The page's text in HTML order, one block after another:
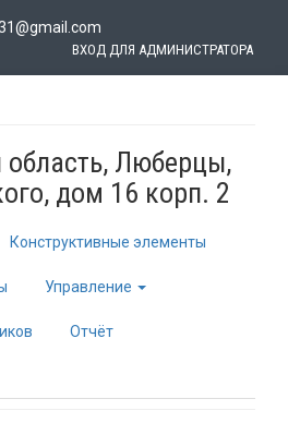
ВХОД ДЛЯ АДМИНИСТРАТОРА
Люберцы,
дом 16 корп. 2
Конструктивные элементы
Управление
Отчёт